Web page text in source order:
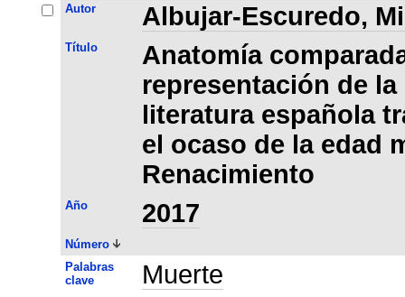
Autor Albujar-Escuredo,
Título
Anatomía
representación de la
literatura española
el ocaso de la edad
Renacimiento
Año 2017
Número
Palabras
clave
Muerte